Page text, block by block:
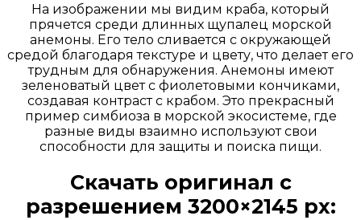
На изображении мы видим краба, который
прячется среди длинных щупалец морской
анемоны. Его тело сливается с окружающей
средой благодаря текстуре и цвету, что делает его
трудным для обнаружения. Анемоны имеют
зеленоватый цвет с фиолетовыми кончиками,
создавая контраст с крабом. Это прекрасный
пример симбиоза в морской экосистеме, где
разные виды взаимно используют свои
способности для защиты и поиска пищи.
Скачать оригинал с
разрешением 3200×2145 px: